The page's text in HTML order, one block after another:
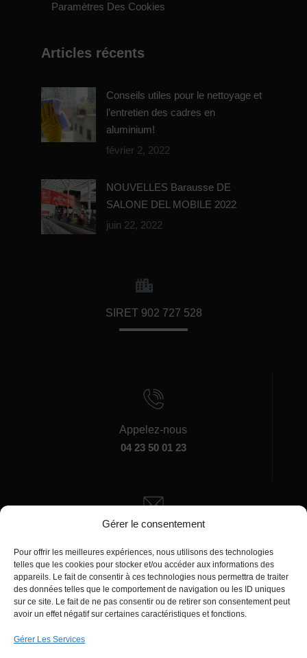
Gérer le consentement
Pour offrir les meilleures expériences, nous utilisons des technologies
telles que les cookies pour stocker et/ou accéder aux informations des
appareils. Le fait de consentir à ces technologies nous permettra de traiter
des données telles que le comportement de navigation ou les ID uniques
sur ce site. Le fait de ne pas consentir ou de retirer son consentement peut
avoir un effet négatif sur certaines caractéristiques et fonctions.
Gérer Les Services
Paramètres Des Cookies
Articles récents
Conseils utiles pour le nettoyage et
l’entretien des cadres en
aluminium!
février 2, 2022
NOUVELLES Barausse DE
SALONE DEL MOBILE 2022
juin 22, 2022
SIRET 902 727 528
Appelez-nous
04 23 50 01 23
manager@agentiamo.com